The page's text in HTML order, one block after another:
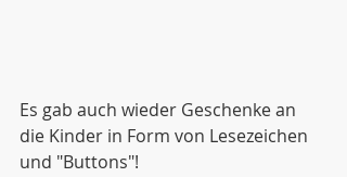
Es gab auch wieder Geschenke an
die Kinder in Form von Lesezeichen
und "Buttons"!